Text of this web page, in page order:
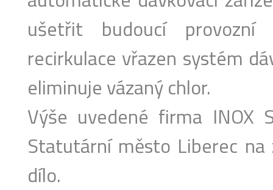
ušetřit budoucí
recirkulace vřazen systém
eliminuje vázaný chlor.
Výše uvedené firma INOX
Statutární město Liberec
dílo.